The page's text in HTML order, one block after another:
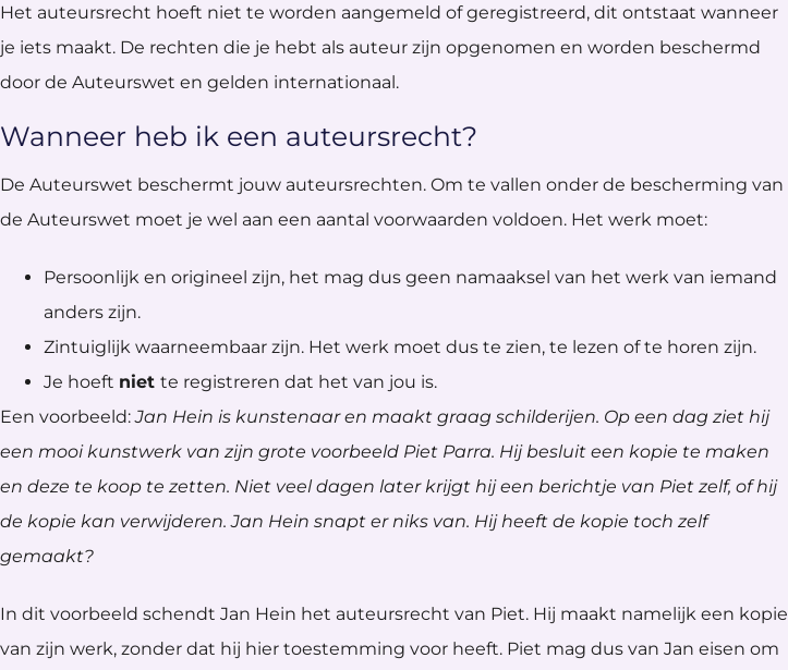
Het auteursrecht hoeft niet te worden aangemeld of geregistreerd, dit ontstaat wanneer
je iets maakt. De rechten die je hebt als auteur zijn opgenomen en worden beschermd
door de Auteurswet en gelden internationaal.
Wanneer heb ik een auteursrecht?
De Auteurswet beschermt jouw auteursrechten. Om te vallen onder de bescherming van
de Auteurswet moet je wel aan een aantal voorwaarden voldoen. Het werk moet:
Persoonlijk en origineel zijn, het mag dus geen namaaksel van het werk van iemand
anders zijn.
Zintuiglijk waarneembaar zijn. Het werk moet dus te zien, te lezen of te horen zijn.
Je hoeft niet te registreren dat het van jou is.
Een voorbeeld:Jan Hein is kunstenaar en maakt graag schilderijen. Op een dag ziet hij
een mooi kunstwerk van zijn grote voorbeeld Piet Parra. Hij besluit een kopie te maken
en deze te koop te zetten. Niet veel dagen later krijgt hij een berichtje van Piet zelf, of hij
de kopie kan verwijderen. Jan Hein snapt er niks van. Hij heeft de kopie toch zelf
gemaakt?
In dit voorbeeld schendt Jan Hein het auteursrecht van Piet. Hij maakt namelijk een kopie
van zijn werk, zonder dat hij hier toestemming voor heeft. Piet mag dus van Jan eisen om